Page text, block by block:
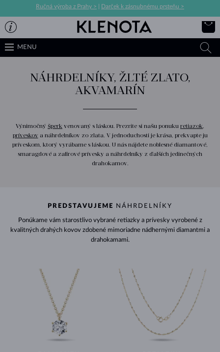
Ručná výroba z Prahy > Darček k zásnubnému prsteňu >
MENU
NÁHRDELNÍKY, ŽLTÉ ZLATO,
AKVAMARÍN
Výnimočný šperk venovaný s láskou. Prezrite si našu ponuku retiazok,
príveskov a náhrdelníkov zo zlata. V jednoduchosti je krása, prekvapte ju
príveskom, ktorý vyrábame s láskou. U nás nájdete noblesné diamantové,
smaragdové a zafírové prívesky a náhrdelníky z ďalších jedinečných
drahokamov.
PREDSTAVUJEME NÁHRDELNÍKY
Ponúkame vám starostlivo vybrané retiazky a prívesky vyrobené z
kvalitných drahých kovov zdobené mimoriadne nádhernými diamantmi a
drahokamami.